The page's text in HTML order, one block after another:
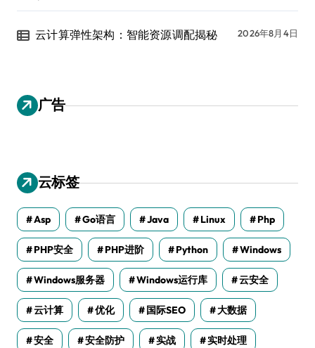
云计算弹性架构：智能资源调配揭秘 2026年8月4日
广告
云标签
Asp Go语言 Java Linux Php
PHP安全 PHP进阶 Python Windows
Windows服务器 Windows运行库 云安全
云计算 优化 国际SEO 大数据
安全 安全防护 实战 实时处理